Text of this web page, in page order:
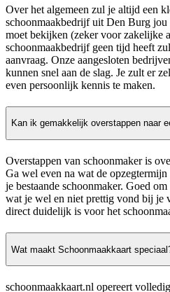
Over het algemeen zul je altijd een
schoonmaakbedrijf uit Den Burg
moet bekijken (zeker voor zakelijke
schoonmaakbedrijf geen tijd heeft
aanvraag. Onze aangesloten
kunnen snel aan de slag. Je zult er
even persoonlijk kennis te maken.
Kan ik gemakkelijk overstappen naar
Overstappen van schoonmaker is
Ga wel even na wat de
je bestaande schoonmaker. Goed
wat je wel en niet prettig vond bij je
direct duidelijk is voor het
Wat maakt Schoonmaakkaart
schoonmaakkaart.nl opereert